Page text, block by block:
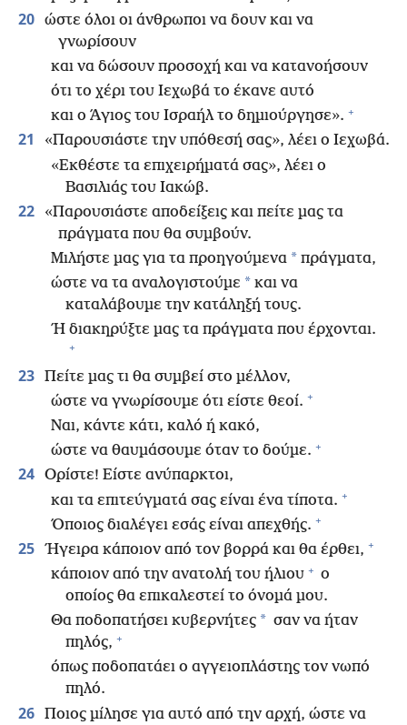
20 ώστε όλοι οι άνθρωποι να δουν και να
γνωρίσουν
και να δώσουν προσοχή και να κατανοήσουν
ότι το χέρι του Ιεχωβά το έκανε αυτό
και ο Άγιος του Ισραήλ το δημιούργησε». +
21
«Παρουσιάστε την υπόθεσή σας», λέει ο Ιεχωβά.
«Εκθέστε τα επιχειρήματά σας», λέει ο
Βασιλιάς του Ιακώβ.
22
«Παρουσιάστε αποδείξεις και πείτε μας τα
πράγματα που θα συμβούν.
Μιλήστε μας για τα προηγούμενα * πράγματα,
ώστε να τα αναλογιστούμε * και να
καταλάβουμε την κατάληξή τους.
Ή διακηρύξτε μας τα πράγματα που έρχονται.
+
23 Πείτε μας τι θα συμβεί στο μέλλον,
ώστε να γνωρίσουμε ότι είστε θεοί. +
Ναι, κάντε κάτι, καλό ή κακό,
ώστε να θαυμάσουμε όταν το δούμε. +
24 Ορίστε! Είστε ανύπαρκτοι,
και τα επιτεύγματά σας είναι ένα τίποτα. +
Όποιος διαλέγει εσάς είναι απεχθής. +
25 Ήγειρα κάποιον από τον βορρά και θα έρθει, +
κάποιον από την ανατολή του ήλιου + ο
οποίος θα επικαλεστεί το όνομά μου.
Θα ποδοπατήσει κυβερνήτες * σαν να ήταν
πηλός, +
όπως ποδοπατάει ο αγγειοπλάστης τον νωπό
πηλό.
26 Ποιος μίλησε για αυτό από την αρχή, ώστε να